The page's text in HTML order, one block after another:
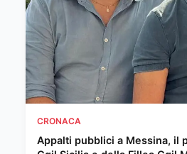
CRONACA
Appalti pubblici a Messina, il